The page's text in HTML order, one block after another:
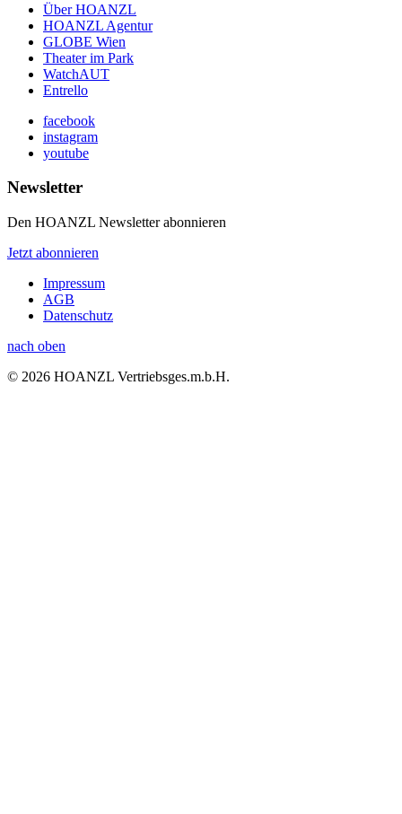
Über HOANZL
HOANZL Agentur
GLOBE Wien
Theater im Park
WatchAUT
Entrello
facebook
instagram
youtube
Newsletter
Den HOANZL Newsletter abonnieren
Jetzt abonnieren
Impressum
AGB
Datenschutz
nach oben
© 2026 HOANZL Vertriebsges.m.b.H.